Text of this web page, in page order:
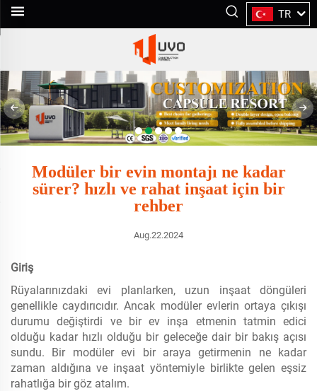
TR
Modüler bir evin montajı ne kadar
sürer? hızlı ve rahat inşaat için bir
rehber
Aug.22.2024
Giriş
Rüyalarınızdaki evi planlarken, uzun inşaat döngüleri
genellikle caydırıcıdır. Ancak modüler evlerin ortaya çıkışı
durumu değiştirdi ve bir ev inşa etmenin tatmin edici
olduğu kadar hızlı olduğu bir geleceğe dair bir bakış açısı
sundu. Bir modüler evi bir araya getirmenin ne kadar
zaman aldığına ve inşaat yöntemiyle birlikte gelen eşsiz
rahatlığa bir göz atalım.